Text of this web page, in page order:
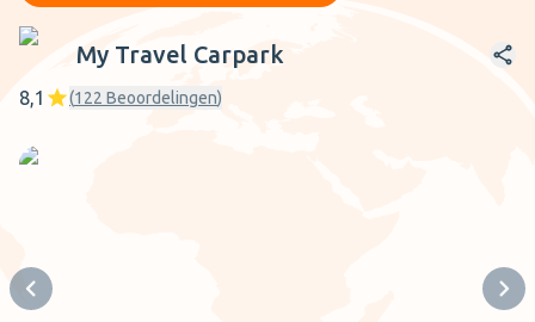
My Travel Carpark
My Travel Carpark
8,1 (122 Beoordelingen)
Previous slide